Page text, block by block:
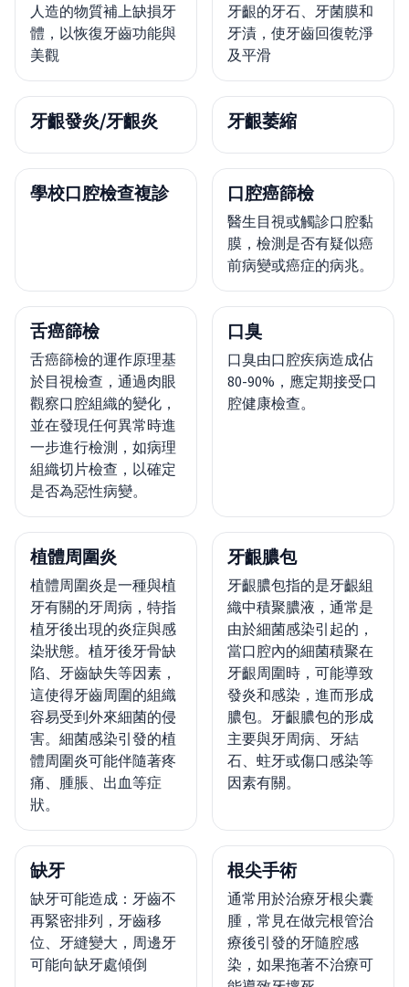
人造的物質補上缺損牙
體，以恢復牙齒功能與
美觀
牙齦的牙石、牙菌膜和
牙漬，使牙齒回復乾淨
及平滑
牙齦發炎/牙齦炎 牙齦萎縮
學校口腔檢查複診 口腔癌篩檢
醫生目視或觸診口腔黏
膜，檢測是否有疑似癌
前病變或癌症的病兆。
舌癌篩檢
舌癌篩檢的運作原理基
於目視檢查，通過肉眼
觀察口腔組織的變化，
並在發現任何異常時進
一步進行檢測，如病理
組織切片檢查，以確定
是否為惡性病變。
口臭
口臭由口腔疾病造成佔
80-90%，應定期接受口
腔健康檢查。
植體周圍炎
植體周圍炎是一種與植
牙有關的牙周病，特指
植牙後出現的炎症與感
染狀態。植牙後牙骨缺
陷、牙齒缺失等因素，
這使得牙齒周圍的組織
容易受到外來細菌的侵
害。細菌感染引發的植
體周圍炎可能伴隨著疼
痛、腫脹、出血等症
狀。
牙齦膿包
牙齦膿包指的是牙齦組
織中積聚膿液，通常是
由於細菌感染引起的，
當口腔內的細菌積聚在
牙齦周圍時，可能導致
發炎和感染，進而形成
膿包。牙齦膿包的形成
主要與牙周病、牙結
石、蛀牙或傷口感染等
因素有關。
缺牙
缺牙可能造成：牙齒不
再緊密排列，牙齒移
位、牙縫變大，周邊牙
可能向缺牙處傾倒
根尖手術
通常用於治療牙根尖囊
腫，常見在做完根管治
療後引發的牙隨腔感
染，如果拖著不治療可